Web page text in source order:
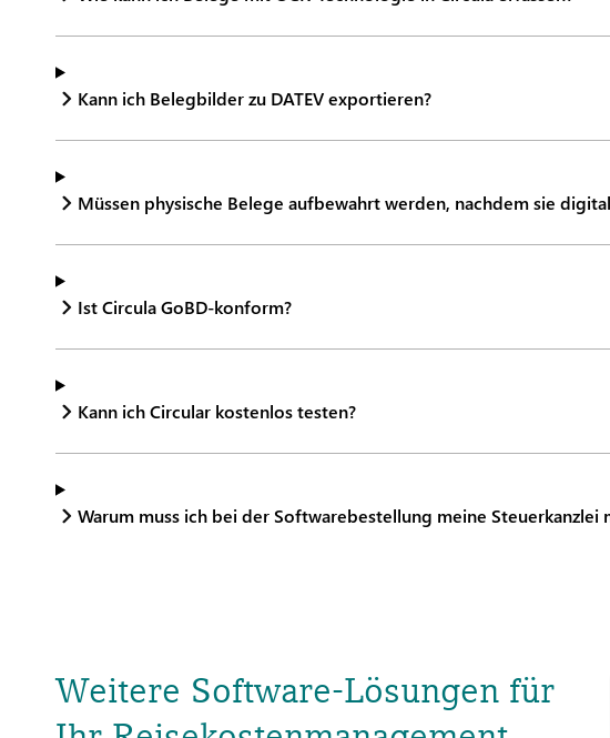
Kann ich Belegbilder zu DATEV exportieren?
Müssen physische Belege aufbewahrt werden, nachdem sie
Ist Circula GoBD-konform?
Kann ich Circular kostenlos testen?
Warum muss ich bei der Softwarebestellung meine Steuerkanzlei
Weitere Software-Lösungen für